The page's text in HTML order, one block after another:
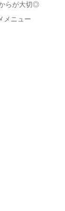
らが大切◎
メニュー